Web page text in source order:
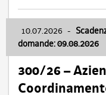
10.07.2026 -
domande: 09.08.2026
300/26 –